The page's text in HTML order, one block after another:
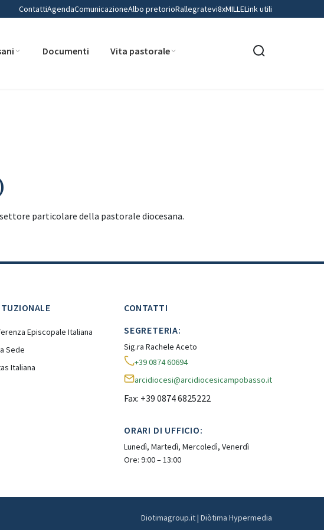
ContattiAgendaComunicazioneAlbo pretorioRallegratevi8xMILLELink utili
Documenti Vita pastorale
particolare della pastorale diocesana.
Episcopale Italiana
Sede
Italiana
CONTATTI
SEGRETERIA:
Sig.ra Rachele Aceto
+39 0874 60694
arcidiocesi@arcidiocesicampobasso.it
Fax: +39 0874 6825222
ORARI DI UFFICIO:
Lunedì, Martedì, Mercoledì, Venerdì
Ore: 9:00 – 13:00
Diotimagroup.it | Diòtima Hypermedia